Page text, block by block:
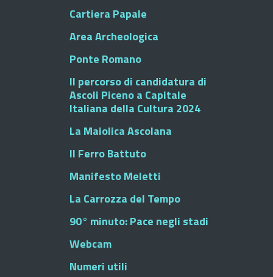
Cartiera Papale
Area Archeologica
Ponte Romano
Il percorso di candidatura di
Ascoli Piceno a Capitale
Italiana della Cultura 2024
La Maiolica Ascolana
Il Ferro Battuto
Manifesto Meletti
La Carrozza del Tempo
90° minuto: Pace negli stadi
Webcam
Numeri utili